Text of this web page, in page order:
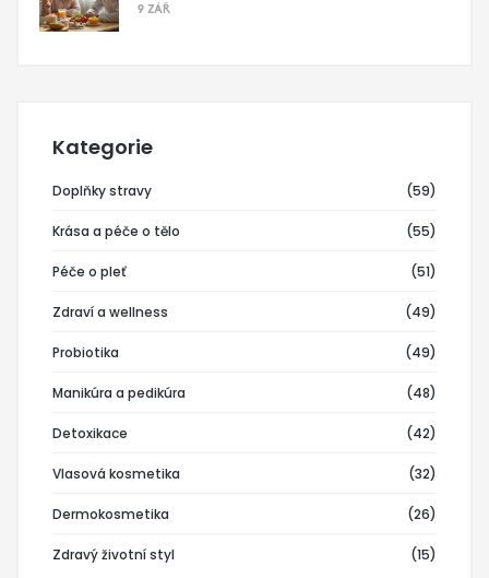
9 ZÁŘ
Kategorie
Doplňky stravy (59)
Krása a péče o tělo (55)
Péče o pleť (51)
Zdraví a wellness (49)
Probiotika (49)
Manikúra a pedikúra (48)
Detoxikace (42)
Vlasová kosmetika (32)
Dermokosmetika (26)
Zdravý životní styl (15)